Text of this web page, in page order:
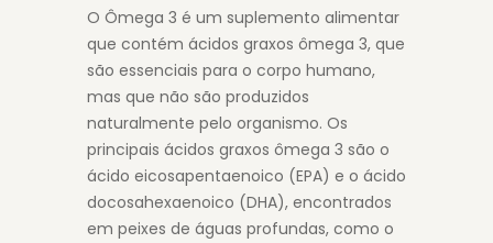
O Ômega 3 é um suplemento alimentar
que contém ácidos graxos ômega 3, que
são essenciais para o corpo humano,
mas que não são produzidos
naturalmente pelo organismo. Os
principais ácidos graxos ômega 3 são o
ácido eicosapentaenoico (EPA) e o ácido
docosahexaenoico (DHA), encontrados
em peixes de águas profundas, como o